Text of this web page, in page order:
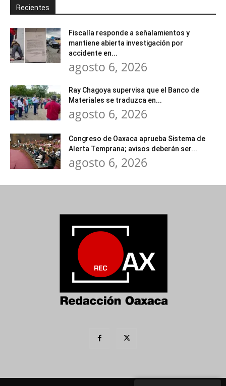
Recientes
Fiscalía responde a señalamientos y
mantiene abierta investigación por
accidente en...
agosto 6, 2026
Ray Chagoya supervisa que el Banco de
Materiales se traduzca en...
agosto 6, 2026
Congreso de Oaxaca aprueba Sistema de
Alerta Temprana; avisos deberán ser...
agosto 6, 2026